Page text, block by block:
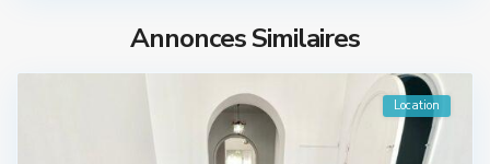
Annonces Similaires
Location